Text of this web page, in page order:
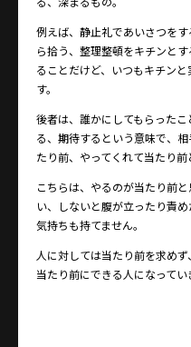
例えば、静止礼であいさつを
ら拾う、整理整頓をキチンと
ることだけど、いつもキチン
す。
後者は、誰かにしてもらった
る、期待するという意味で、
たり前、やってくれて当たり前
こちらは、やるのが当たり前
い、しないと腹が立ったり責
気持ちも持てません。
人に対しては当たり前を求め
当たり前にできる人になってい